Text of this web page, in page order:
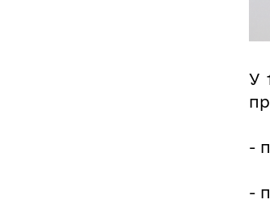
У
-
-